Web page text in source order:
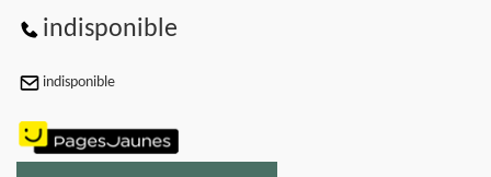
indisponible
indisponible